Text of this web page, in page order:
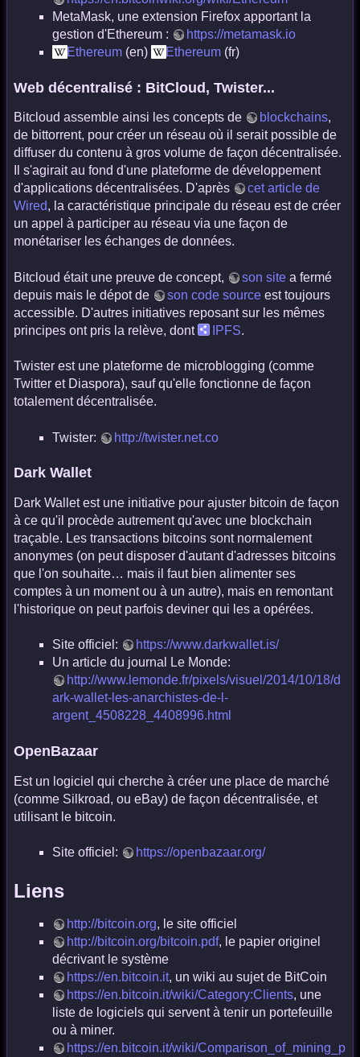
MetaMask, une extension Firefox apportant la
gestion d'Ethereum :
https://metamask.io
Ethereum (en) Ethereum (fr)
Web décentralisé : BitCloud, Twister...
Bitcloud assemble ainsi les concepts de blockchains,
de bittorrent, pour créer un réseau où il serait possible de
diffuser du contenu à gros volume de façon décentralisée.
Il s'agirait au fond d'une plateforme de développement
d'applications décentralisées. D'après
cet article de
Wired, la caractéristique principale du réseau est de créer
un appel à participer au réseau via une façon de
monétariser les échanges de données.
Bitcloud était une preuve de concept, son site a fermé
depuis mais le dépot de
son code source est toujours
accessible. D'autres initiatives reposant sur les mêmes
principes ont pris la relève, dont
IPFS.
Twister est une plateforme de microblogging (comme
Twitter et Diaspora), sauf qu'elle fonctionne de façon
totalement décentralisée.
Twister: http://twister.net.co
Dark Wallet
Dark Wallet est une initiative pour ajuster bitcoin de façon
à ce qu'il procède autrement qu'avec une blockchain
traçable. Les transactions bitcoins sont normalement
anonymes (on peut disposer d'autant d'adresses bitcoins
que l'on souhaite… mais il faut bien alimenter ses
comptes à un moment ou à un autre), mais en remontant
l'historique on peut parfois deviner qui les a opérées.
Site officiel:
https://www.darkwallet.is/
Un article du journal Le Monde:
http://www.lemonde.fr/pixels/visuel/2014/10/18/d
ark-wallet-les-anarchistes-de-l-
argent_4508228_4408996.html
OpenBazaar
Est un logiciel qui cherche à créer une place de marché
(comme Silkroad, ou eBay) de façon décentralisée, et
utilisant le bitcoin.
Site officiel: https://openbazaar.org/
Liens
http://bitcoin.org, le site officiel
http://bitcoin.org/bitcoin.pdf, le papier originel
décrivant le système
https://en.bitcoin.it, un wiki au sujet de BitCoin
https://en.bitcoin.it/wiki/Category:Clients, une
liste de logiciels qui servent à tenir un portefeuille
ou à miner.
https://en.bitcoin.it/wiki/Comparison_of_mining_p